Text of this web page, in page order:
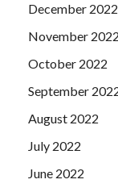
December 2022
November 2022
October 2022
September
August 2022
July 2022
June 2022